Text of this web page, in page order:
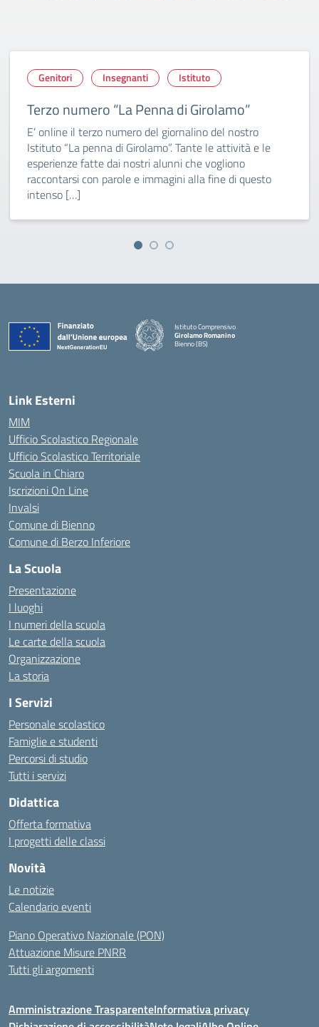
Genitori Insegnanti Istituto
Terzo numero “La Penna di Girolamo”
E’ online il terzo numero del giornalino del nostro
Istituto “La penna di Girolamo”. Tante le attività e le
esperienze fatte dai nostri alunni che vogliono
raccontarsi con parole e immagini alla fine di questo
intenso […]
Istituto Comprensivo
Girolamo Romanino
Bienno (BS)
Link Esterni
MIM
Ufficio Scolastico Regionale
Ufficio Scolastico Territoriale
Scuola in Chiaro
Iscrizioni On Line
Invalsi
Comune di Bienno
Comune di Berzo Inferiore
La Scuola
Presentazione
I luoghi
I numeri della scuola
Le carte della scuola
Organizzazione
La storia
I Servizi
Personale scolastico
Famiglie e studenti
Percorsi di studio
Tutti i servizi
Didattica
Offerta formativa
I progetti delle classi
Novità
Le notizie
Calendario eventi
Piano Operativo Nazionale (PON)
Attuazione Misure PNRR
Tutti gli argomenti
Amministrazione TrasparenteInformativa privacy